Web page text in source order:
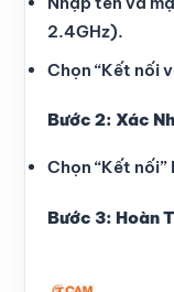
2.4GHz).
Chọn “Kết nối
Bước 2: Xác
Chọn “Kết
Bước 3: Hoàn